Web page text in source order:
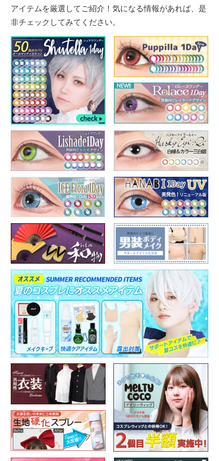
アイテムを厳選してご紹介！気になる情報があれば、是
非チェックしてみてください。